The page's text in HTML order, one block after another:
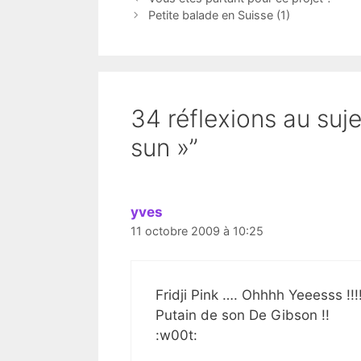
Petite balade en Suisse (1)
34 réflexions au
sun »”
yves
11 octobre 2009 à 10:25
Fridji Pink …. Ohhhh Yeeesss
Putain de son De Gibson !!
:w00t: